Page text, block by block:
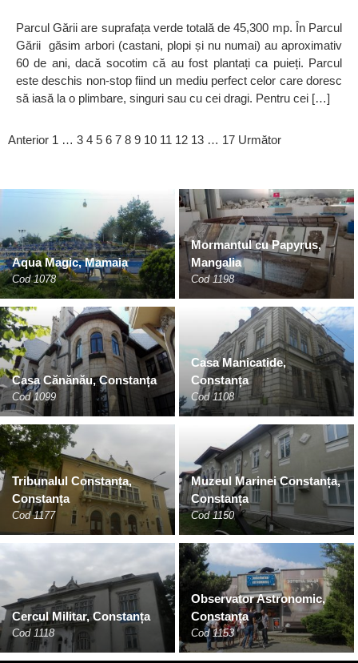
Parcul Gării are suprafața verde totală de 45,300 mp. În Parcul
Gării găsim arbori (castani, plopi și nu numai) au aproximativ
60 de ani, dacă socotim că au fost plantați ca puieți. Parcul
este deschis non-stop fiind un mediu perfect celor care doresc
să iasă la o plimbare, singuri sau cu cei dragi. Pentru cei […]
Anterior 1 … 3 4 5 6 7 8 9 10 11 12 13 … 17 Următor
Aqua Magic, Mamaia
Cod 1078
Mormantul cu Papyrus,
Mangalia
Cod 1198
Casa Cănănău, Constanța
Cod 1099
Casa Manicatide,
Constanța
Cod 1108
Tribunalul Constanța,
Constanța
Cod 1177
Muzeul Marinei Constanța,
Constanța
Cod 1150
Cercul Militar, Constanța
Cod 1118
Observator Astronomic,
Constanța
Cod 1153